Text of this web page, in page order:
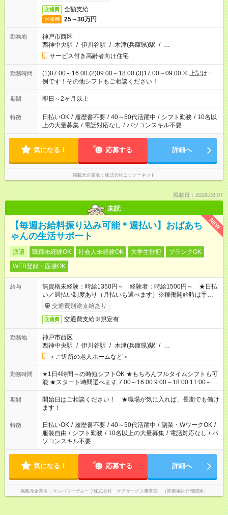
交通費 全額支給
月収例 25～30万円
勤務地
神戸市西区
西神中央駅 / 伊川谷駅 / 木津(兵庫県)駅 / …
サービス付き高齢者向け住宅
勤務時間
(1)07:00～16:00 (2)09:00～18:00 (3)17:00～09:00 ※ 上記は一
例です！その他シフトもご相談ください！
期間 即日～2ヶ月以上
特徴 日払いOK / 履歴書不要 / 40～50代活躍中 / シフト勤務 / 10名以
上の大量募集 / 電話対応なし / パソコンスキル不要
気になる！ 応募する 詳細へ
掲載元企業名 株式会社ニッソーネット
掲載日：2026.08.07
未読
NEW
【毎週お給料振り込み可能＊週払い】おばあち
ゃんの生活サポート
派遣 職種未経験OK 社会人未経験OK 大学生歓迎
ブランクOK
WEB登録・面接OK
給与
無資格未経験：時給1350円～ 経験者：時給1500円～ ★日払
い／週払い制度あり（月払いも選べます）※稼働開始時は手続き
完了次第のお支払いとなります。
交通費別途支給あり
交通費 交通費支給※規定有
勤務地
神戸市西区
西神中央駅 / 伊川谷駅 / 木津(兵庫県)駅 / …
＜ご近所の老人ホームなど＞
勤務時間
★1日4時間～の時短シフトOK ★もちろんフルタイムシフトも可
能 ★スタート時間選べます 7:00～16:00 9:00～18:00 11:00～
20:00 など 残業なし！ ※Wワークの場合、他のお仕事と合わせ
週40時間超の就業はご案内できません ※法令に基づき、週20時
間以上勤務は社会保険への加入対象となります ※労働者派遣法
（日雇い派遣の原則禁止）により、短時間・短期間の就業はご
案内が難しい場合があります
期間
開始日はご相談ください！ ★職場が気に入れば、長期でも働け
ます！
特徴 日払いOK / 履歴書不要 / 40～50代活躍中 / 副業・WワークOK /
服装自由 / シフト勤務 / 10名以上の大量募集 / 電話対応なし / パ
ソコンスキル不要
気になる！ 応募する 詳細へ
掲載元企業名 マンパワーグループ株式会社 ケアサービス事業部 （医療福祉介護関連）